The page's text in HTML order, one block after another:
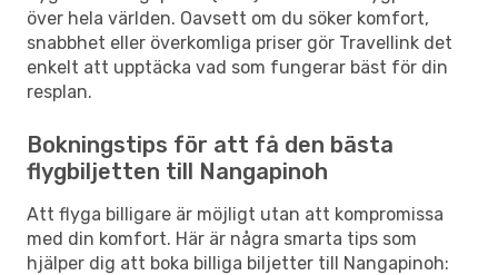
över hela världen. Oavsett om du söker komfort,
snabbhet eller överkomliga priser gör Travellink det
enkelt att upptäcka vad som fungerar bäst för din
resplan.
Bokningstips för att få den bästa
flygbiljetten till Nangapinoh
Att flyga billigare är möjligt utan att kompromissa
med din komfort. Här är några smarta tips som
hjälper dig att boka billiga biljetter till Nangapinoh: